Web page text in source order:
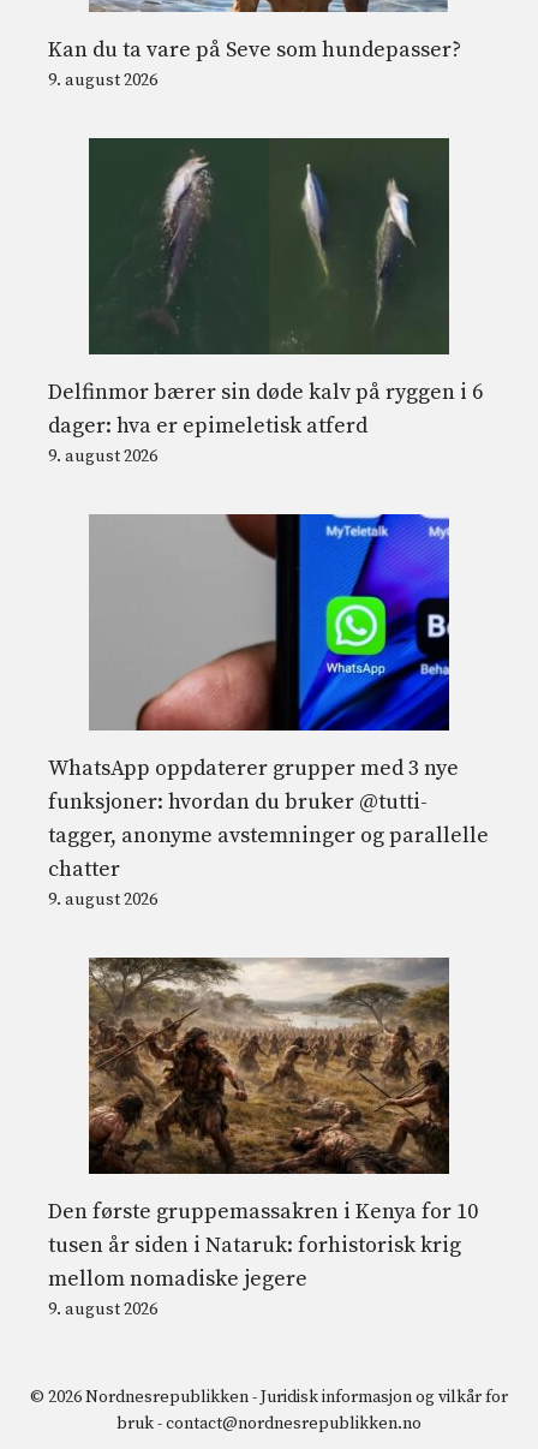
Kan du ta vare på Seve som hundepasser?
9. august 2026
Delfinmor bærer sin døde kalv på ryggen i 6
dager: hva er epimeletisk atferd
9. august 2026
WhatsApp oppdaterer grupper med 3 nye
funksjoner: hvordan du bruker @tutti-
tagger, anonyme avstemninger og parallelle
chatter
9. august 2026
Den første gruppemassakren i Kenya for 10
tusen år siden i Nataruk: forhistorisk krig
mellom nomadiske jegere
9. august 2026
© 2026 Nordnesrepublikken -Juridisk informasjon og vilkår for
bruk-contact@nordnesrepublikken.no